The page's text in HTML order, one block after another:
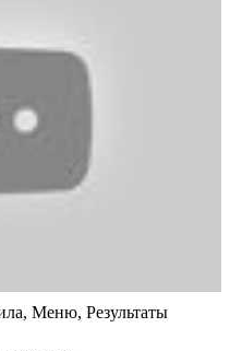
Меню, Результаты